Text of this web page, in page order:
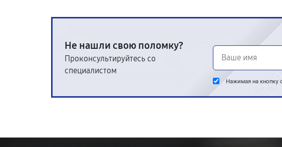
Не нашли свою поломку?
Проконсультируйтесь со
специалистом
Нажимая на кнопку